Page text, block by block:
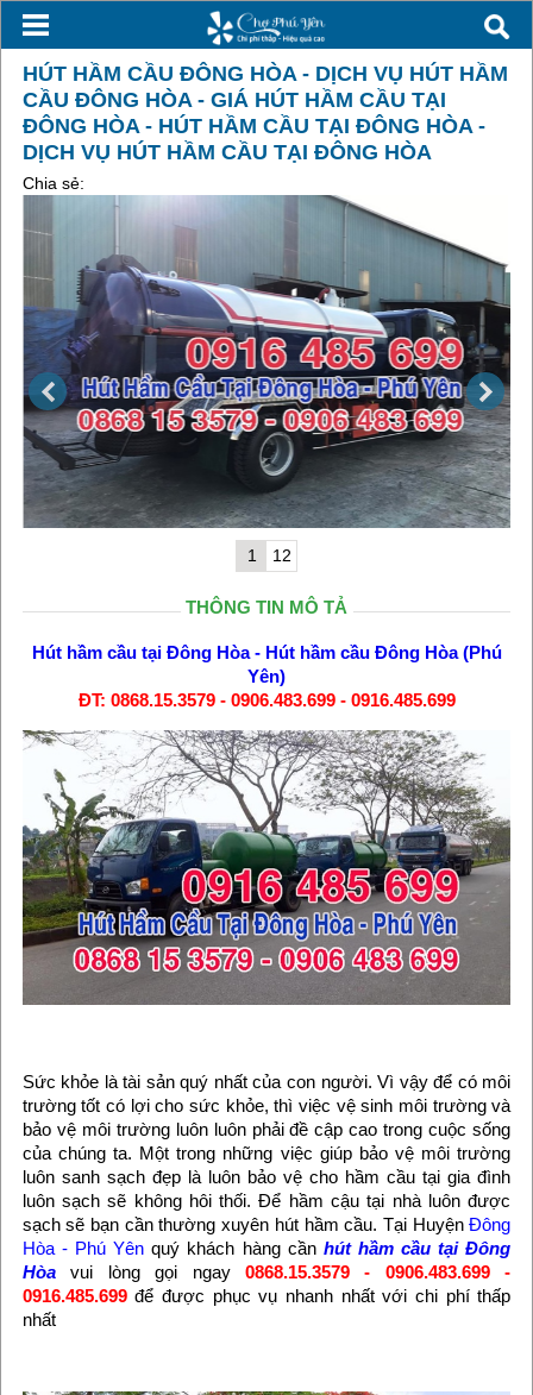
HÚT HẦM CẦU ĐÔNG HÒA - DỊCH VỤ HÚT HẦM
CẦU ĐÔNG HÒA - GIÁ HÚT HẦM CẦU TẠI
ĐÔNG HÒA - HÚT HẦM CẦU TẠI ĐÔNG HÒA -
DỊCH VỤ HÚT HẦM CẦU TẠI ĐÔNG HÒA
Chia sẻ:
1 12
THÔNG TIN MÔ TẢ
Hút hầm cầu tại Đông Hòa- Hút hầm cầu Đông Hòa (Phú
Yên)
ĐT: 0868.15.3579 - 0906.483.699 - 0916.485.699
Sức khỏe là tài sản quý nhất của con người. Vì vậy để có môi
trường tốt có lợi cho sức khỏe, thì việc vệ sinh môi trường và
bảo vệ môi trường luôn luôn phải đề cập cao trong cuộc sống
của chúng ta. Một trong những việc giúp bảo vệ môi trường
luôn sanh sạch đẹp là luôn bảo vệ cho hầm cầu tại gia đình
luôn sạch sẽ không hôi thối. Để hầm cậu tại nhà luôn được
sạch sẽ bạn cần thường xuyên hút hầm cầu. Tại HuyệnĐông
Hòa - Phú Yên quý khách hàng cần hút hầm cầu tại Đông
Hòavui lòng gọi ngay
0868.15.3579 - 0906.483.699 -
0916.485.699 để được phục vụ nhanh nhất với chi phí thấp
nhất